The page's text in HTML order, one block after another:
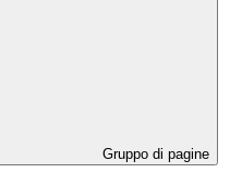
Gruppo di pagine